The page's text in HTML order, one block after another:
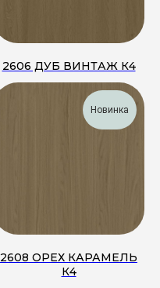
2606 ДУБ ВИНТАЖ К4
Новинка
2608 ОРЕХ КАРАМЕЛЬ
К4